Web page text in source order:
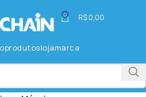
0 R$0,00
produtoslojamarca